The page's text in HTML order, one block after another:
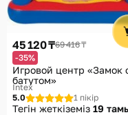
45 120 ₸69 416 ₸
-35%
Игровой центр «Замок
батутом»
Intex
5.0
1 пікір
Тегін жеткіземіз 19